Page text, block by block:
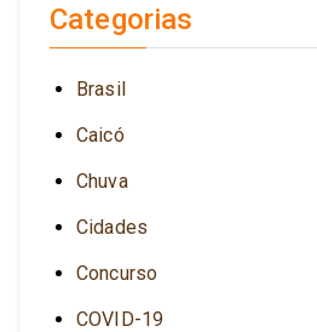
Categorias
Brasil
Caicó
Chuva
Cidades
Concurso
COVID-19